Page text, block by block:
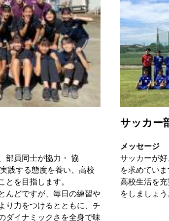
部員同士が協力・ 協
践する態度を養い、高校
とを目指します。
んどですが、毎日の練習や
り力をつけるとともに、チ
ダイナミックさを全身で味
サッカー
メッセージ
サッカーが
を求めていま
高校生活を
をしましょう